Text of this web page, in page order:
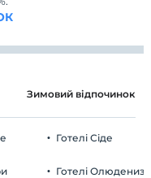
Зимовий відпочинок
Готелі Сіде
Готелі Олюдениза